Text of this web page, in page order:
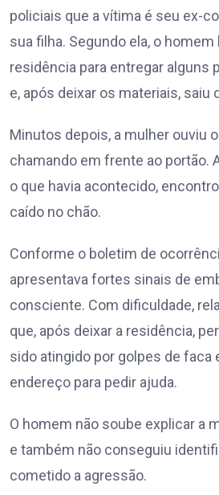
policiais que a vítima é seu ex-
sua filha. Segundo ela, o homem
residência para entregar alguns
e, após deixar os materiais, saiu
Minutos depois, a mulher ouviu
chamando em frente ao portão.
o que havia acontecido,
caído no chão.
Conforme o boletim de
apresentava fortes sinais de
consciente. Com dificuldade,
que, após deixar a residência,
sido atingido por golpes de faca
endereço para pedir ajuda.
O homem não soube explicar a
e também não conseguiu
cometido a agressão.